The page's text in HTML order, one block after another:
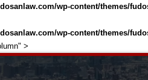
wp-content/themes/
wp-content/themes/
>